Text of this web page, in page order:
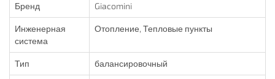
Бренд Giacomini
Инженерная
система
Отопление, Тепловые пункты
Тип балансировочный